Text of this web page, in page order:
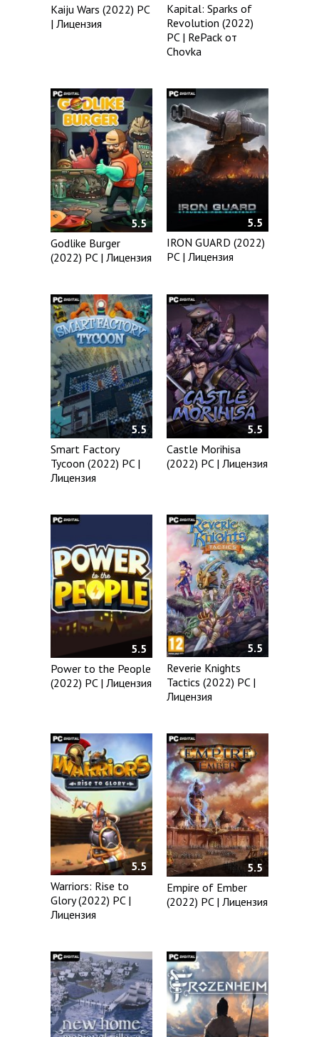
Kaiju Wars (2022) PC
| Лицензия
Kapital: Sparks of
Revolution (2022)
PC | RePack от
Chovka
5.5
Godlike Burger
(2022) PC | Лицензия
5.5
IRON GUARD (2022)
PC | Лицензия
5.5
Smart Factory
Tycoon (2022) PC |
Лицензия
5.5
Castle Morihisa
(2022) PC | Лицензия
5.5
Power to the People
(2022) PC | Лицензия
5.5
Reverie Knights
Tactics (2022) PC |
Лицензия
5.5
Warriors: Rise to
Glory (2022) PC |
Лицензия
5.5
Empire of Ember
(2022) PC | Лицензия